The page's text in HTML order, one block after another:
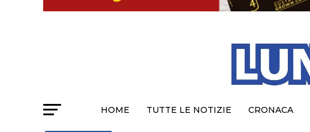
HOME TUTTE LE NOTIZIE CRONACA